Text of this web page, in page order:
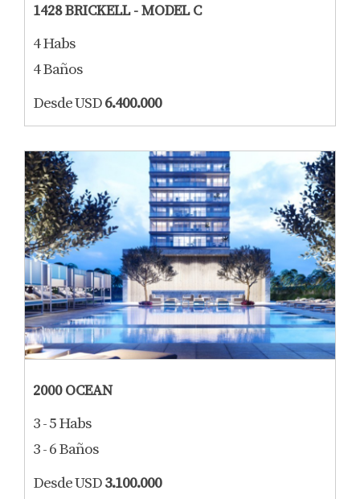
1428 BRICKELL - MODEL C
4 Habs
4 Baños
Desde USD6.400.000
2000 OCEAN
3 - 5 Habs
3 - 6 Baños
Desde USD3.100.000